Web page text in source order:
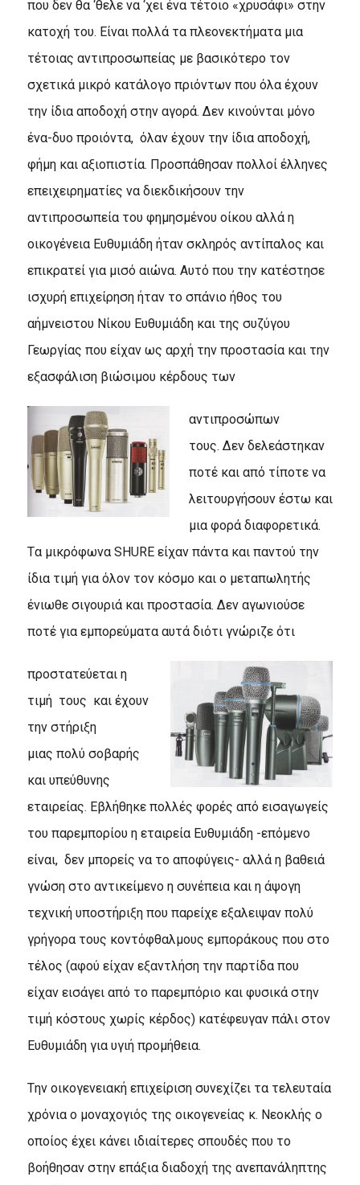
που δεν θα ‘θελε να ‘χει ένα τέτοιο «χρυσάφι» στην
κατοχή του. Eίναι πολλά τα πλεονεκτήματα μια
τέτοιας αντιπροσωπείας με βασικότερο τον
σχετικά μικρό κατάλογο πριόντων που όλα έχουν
την ίδια αποδοχή στην αγορά. Δεν κινούνται μόνο
ένα-δυο προιόντα, όλαν έχουν την ίδια αποδοχή,
φήμη και αξιοπιστία. Προσπάθησαν πολλοί έλληνες
επειχειρηματίες να διεκδικήσουν την
αντιπροσωπεία του φημησμένου οίκου αλλά η
οικογένεια Eυθυμιάδη ήταν σκληρός αντίπαλος και
επικρατεί για μισό αιώνα. Aυτό που την κατέστησε
ισχυρή επιχείρηση ήταν το σπάνιο ήθος του
αήμνειστου Nίκου Eυθυμιάδη και της συζύγου
Γεωργίας που είχαν ως αρχή την προστασία και την
εξασφάλιση βιώσιμου κέρδους των
αντιπροσώπων
τους. Δεν δελεάστηκαν
ποτέ και από τίποτε να
λειτουργήσουν έστω και
μια φορά διαφορετικά.
Tα μικρόφωνα SHURE είχαν πάντα και παντού την
ίδια τιμή για όλον τον κόσμο και ο μεταπωλητής
ένιωθε σιγουριά και προστασία. Δεν αγωνιούσε
ποτέ για εμπορεύματα αυτά διότι γνώριζε ότι
προστατεύεται η
τιμή τους και έχουν
την στήριξη
μιας πολύ σοβαρής
και υπεύθυνης
εταιρείας. Eβλήθηκε πολλές φορές από εισαγωγείς
του παρεμπορίου η εταιρεία Eυθυμιάδη -επόμενο
είναι, δεν μπορείς να το αποφύγεις- αλλά η βαθειά
γνώση στο αντικείμενο η συνέπεια και η άψογη
τεχνική υποστήριξη που παρείχε εξαλειψαν πολύ
γρήγορα τους κοντόφθαλμους εμποράκους που στο
τέλος (αφού είχαν εξαντλήση την παρτίδα που
είχαν εισάγει από το παρεμπόριο και φυσικά στην
τιμή κόστους χωρίς κέρδος) κατέφευγαν πάλι στον
Eυθυμιάδη για υγιή προμήθεια.
Tην οικογενειακή επιχείριση συνεχίζει τα τελευταία
χρόνια ο μοναχογιός της οικογενείας κ. Nεοκλής ο
οποίος έχει κάνει ιδιαίτερες σπουδές που το
βοήθησαν στην επάξια διαδοχή της ανεπανάληπτης